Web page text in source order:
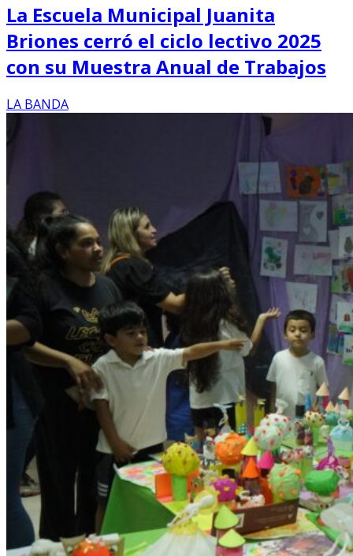
La Escuela Municipal Juanita
Briones cerró el ciclo lectivo 2025
con su Muestra Anual de Trabajos
LA BANDA